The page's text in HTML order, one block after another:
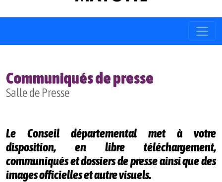
Communiqués de presse
Salle de Presse
Le Conseil départemental met à votre
disposition, en libre téléchargement,
communiqués et dossiers de presse ainsi que des
images officielles et autre visuels.